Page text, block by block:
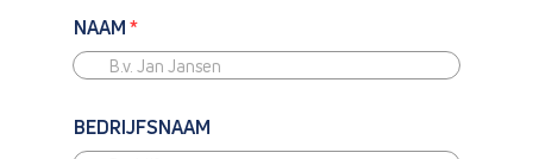
NAAM*
BEDRIJFSNAAM